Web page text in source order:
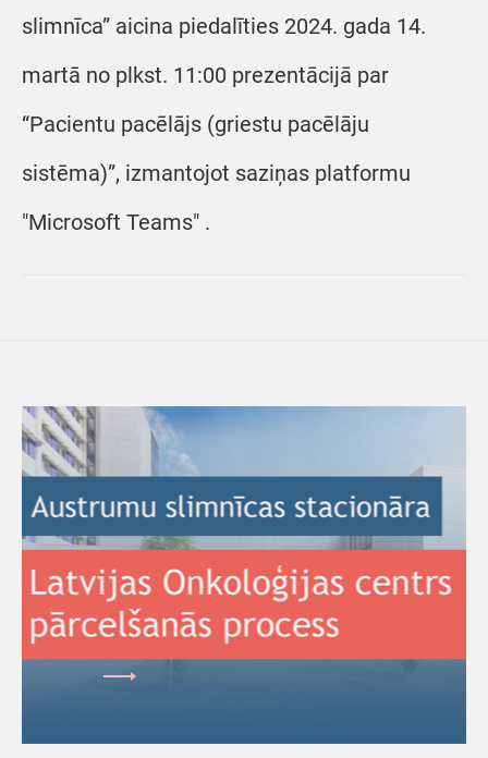
slimnīca” aicina piedalīties 2024. gada 14.
martā no plkst. 11:00 prezentācijā par
“Pacientu pacēlājs (griestu pacēlāju
sistēma)”, izmantojot saziņas platformu
"Microsoft Teams" .